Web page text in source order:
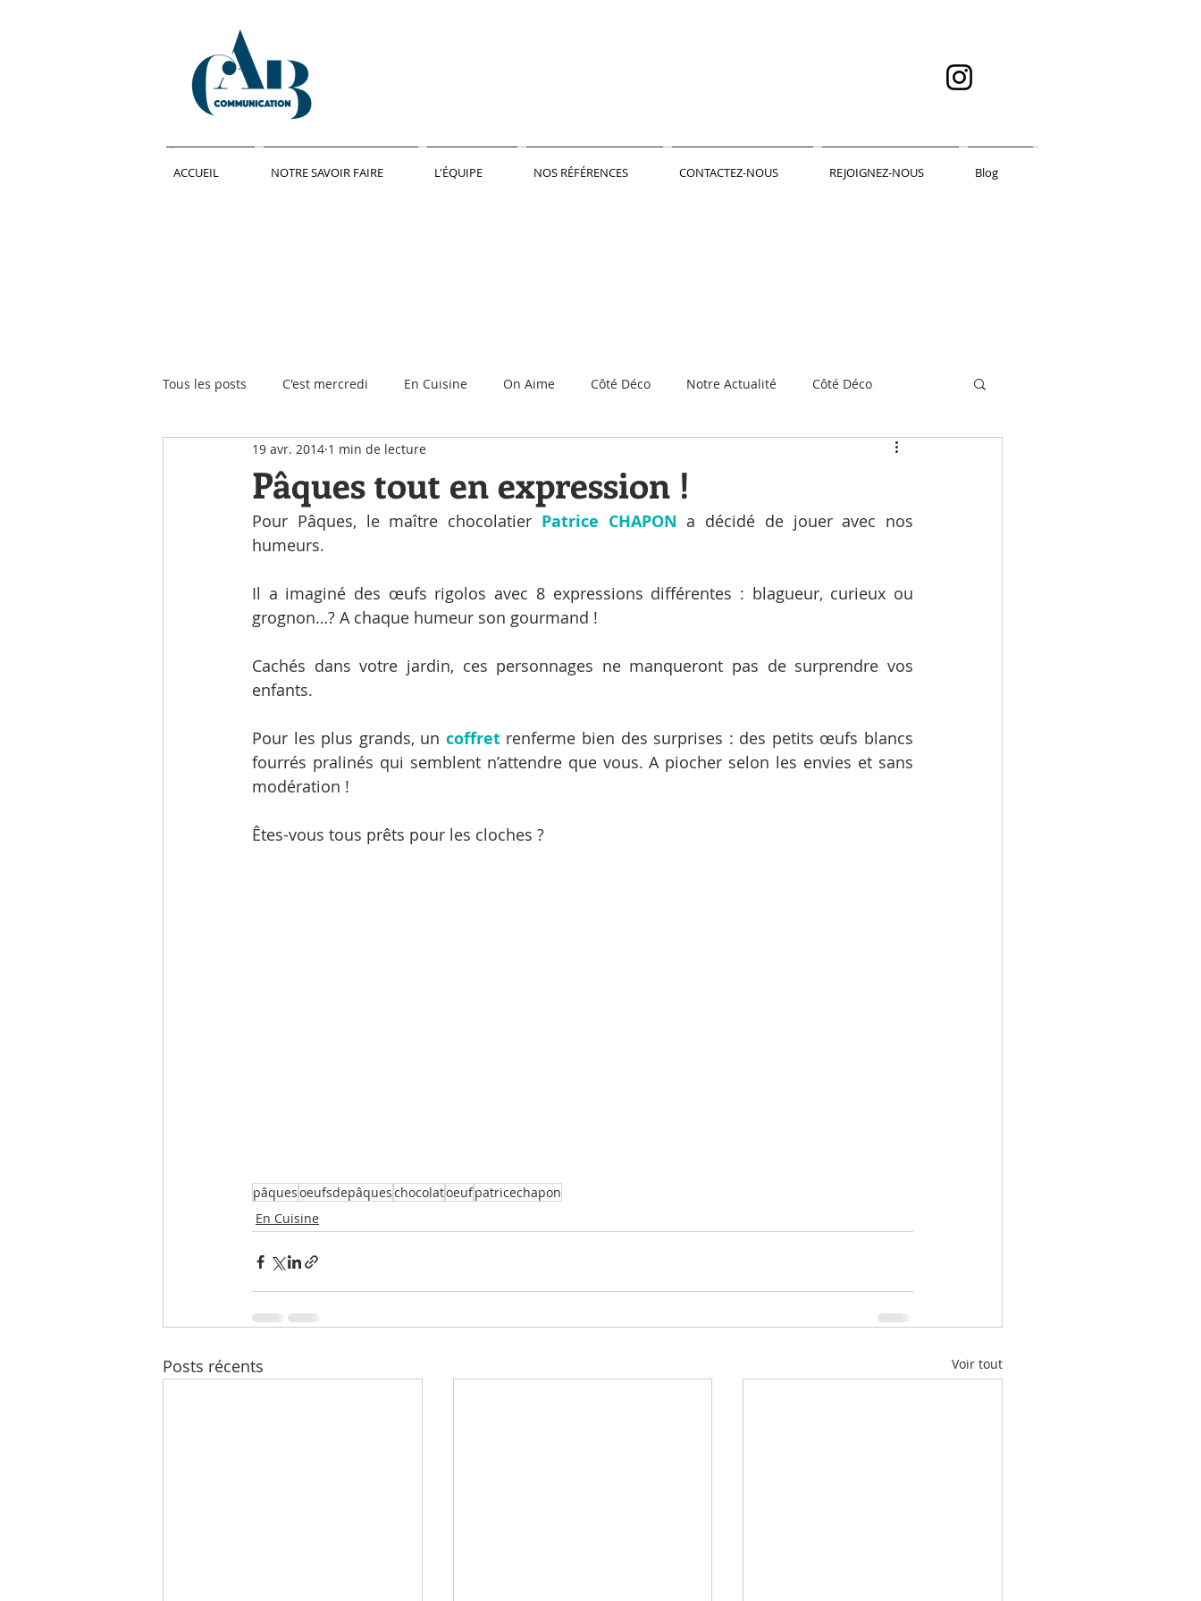
ACCUEIL NOTRE SAVOIR FAIRE L'ÉQUIPE NOS RÉFÉRENCES CONTACTEZ-NOUS REJOIGNEZ-NOUS Blog
Tous les posts C'est mercredi En Cuisine On Aime Côté Déco Notre Actualité Côté Déco
Notre Actualité
Pâques tout en expression !
19 avr. 2014 1 min de lecture
Pour Pâques, le maître chocolatier Patrice CHAPON a décidé de jouer avec nos
humeurs.
Il a imaginé des œufs rigolos avec 8 expressions différentes : blagueur, curieux ou
grognon…? A chaque humeur son gourmand !
Cachés dans votre jardin, ces personnages ne manqueront pas de surprendre vos
enfants.
Pour les plus grands, un coffret renferme bien des surprises : des petits œufs blancs
fourrés pralinés qui semblent n’attendre que vous. A piocher selon les envies et sans
modération !
Êtes-vous tous prêts pour les cloches ?
pâquesoeufsdepâqueschocolatoeufpatricechapon
En Cuisine
Posts récents Voir tout